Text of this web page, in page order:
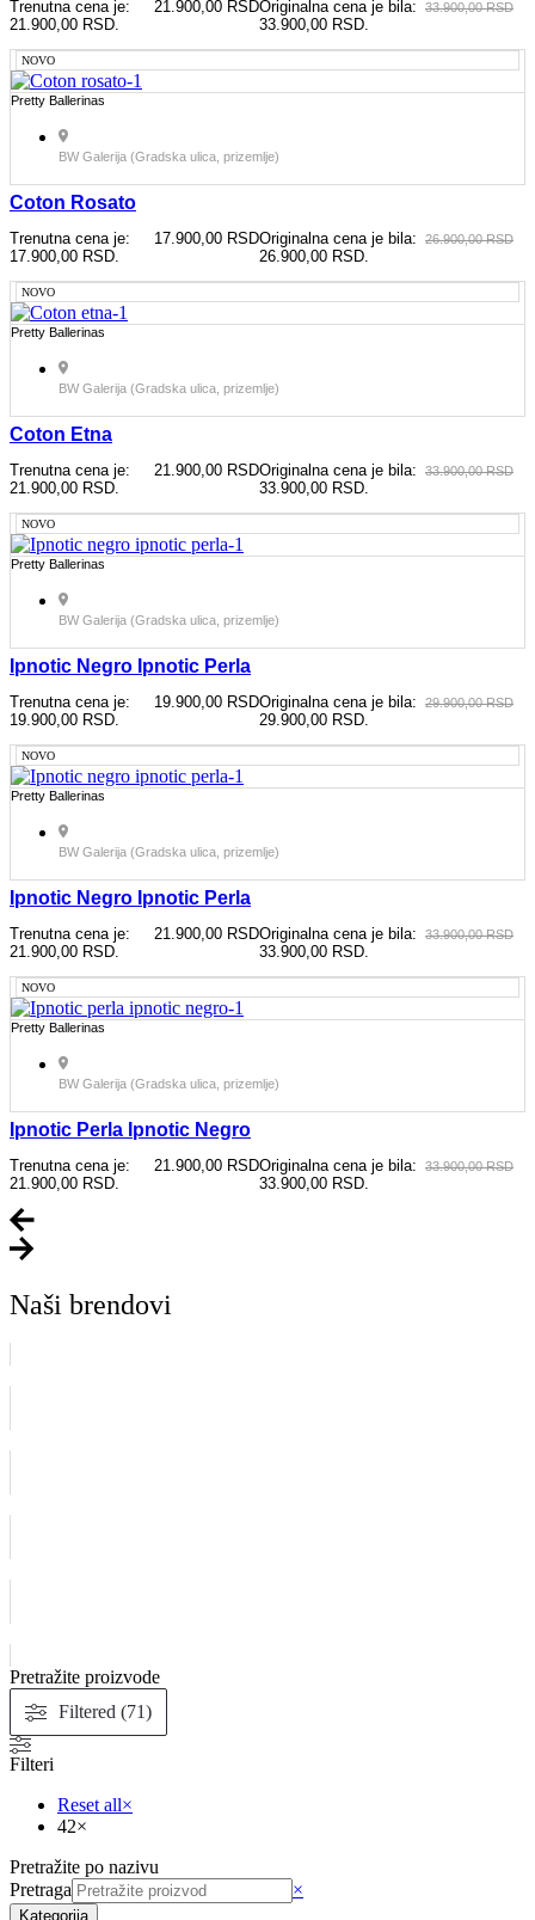
33.900,00RSD
Originalna cena je bila:
33.900,00 RSD.
21.900,00 RSD
Trenutna cena je:
21.900,00 RSD.
NOVO
Pretty Ballerinas
BW Galerija (Gradska ulica, prizemlje)
Coton Rosato
26.900,00RSD
Originalna cena je bila:
26.900,00 RSD.
17.900,00 RSD
Trenutna cena je:
17.900,00 RSD.
NOVO
Pretty Ballerinas
BW Galerija (Gradska ulica, prizemlje)
Coton Etna
33.900,00RSD
Originalna cena je bila:
33.900,00 RSD.
21.900,00 RSD
Trenutna cena je:
21.900,00 RSD.
NOVO
Pretty Ballerinas
BW Galerija (Gradska ulica, prizemlje)
Ipnotic Negro Ipnotic Perla
29.900,00RSD
Originalna cena je bila:
29.900,00 RSD.
19.900,00 RSD
Trenutna cena je:
19.900,00 RSD.
NOVO
Pretty Ballerinas
BW Galerija (Gradska ulica, prizemlje)
Ipnotic Negro Ipnotic Perla
33.900,00RSD
Originalna cena je bila:
33.900,00 RSD.
21.900,00 RSD
Trenutna cena je:
21.900,00 RSD.
NOVO
Pretty Ballerinas
BW Galerija (Gradska ulica, prizemlje)
Ipnotic Perla Ipnotic Negro
33.900,00RSD
Originalna cena je bila:
33.900,00 RSD.
21.900,00 RSD
Trenutna cena je:
21.900,00 RSD.
Naši brendovi
Pretražite proizvode
Filtered (71)
Filteri
Reset all×
42×
Pretražite po nazivu
Pretraga
×
Kategorija